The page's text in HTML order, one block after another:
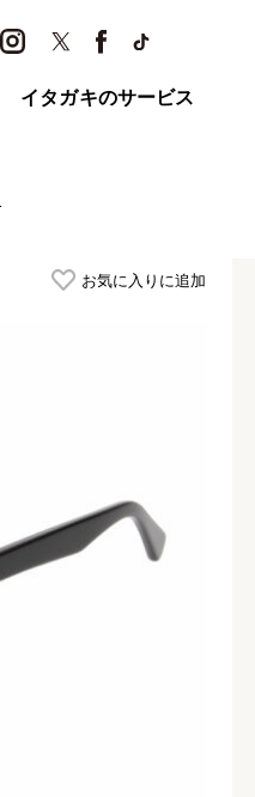
イタガキのサービス
お気に入りに追加